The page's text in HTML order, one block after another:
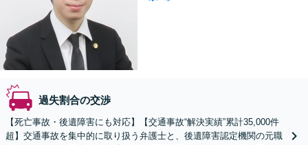
過失割合の交渉
【死亡事故・後遺障害にも対応】【交通事故“解決実績”累計35,000件
超】交通事故を集中的に取り扱う弁護士と、後遺障害認定機関の元職